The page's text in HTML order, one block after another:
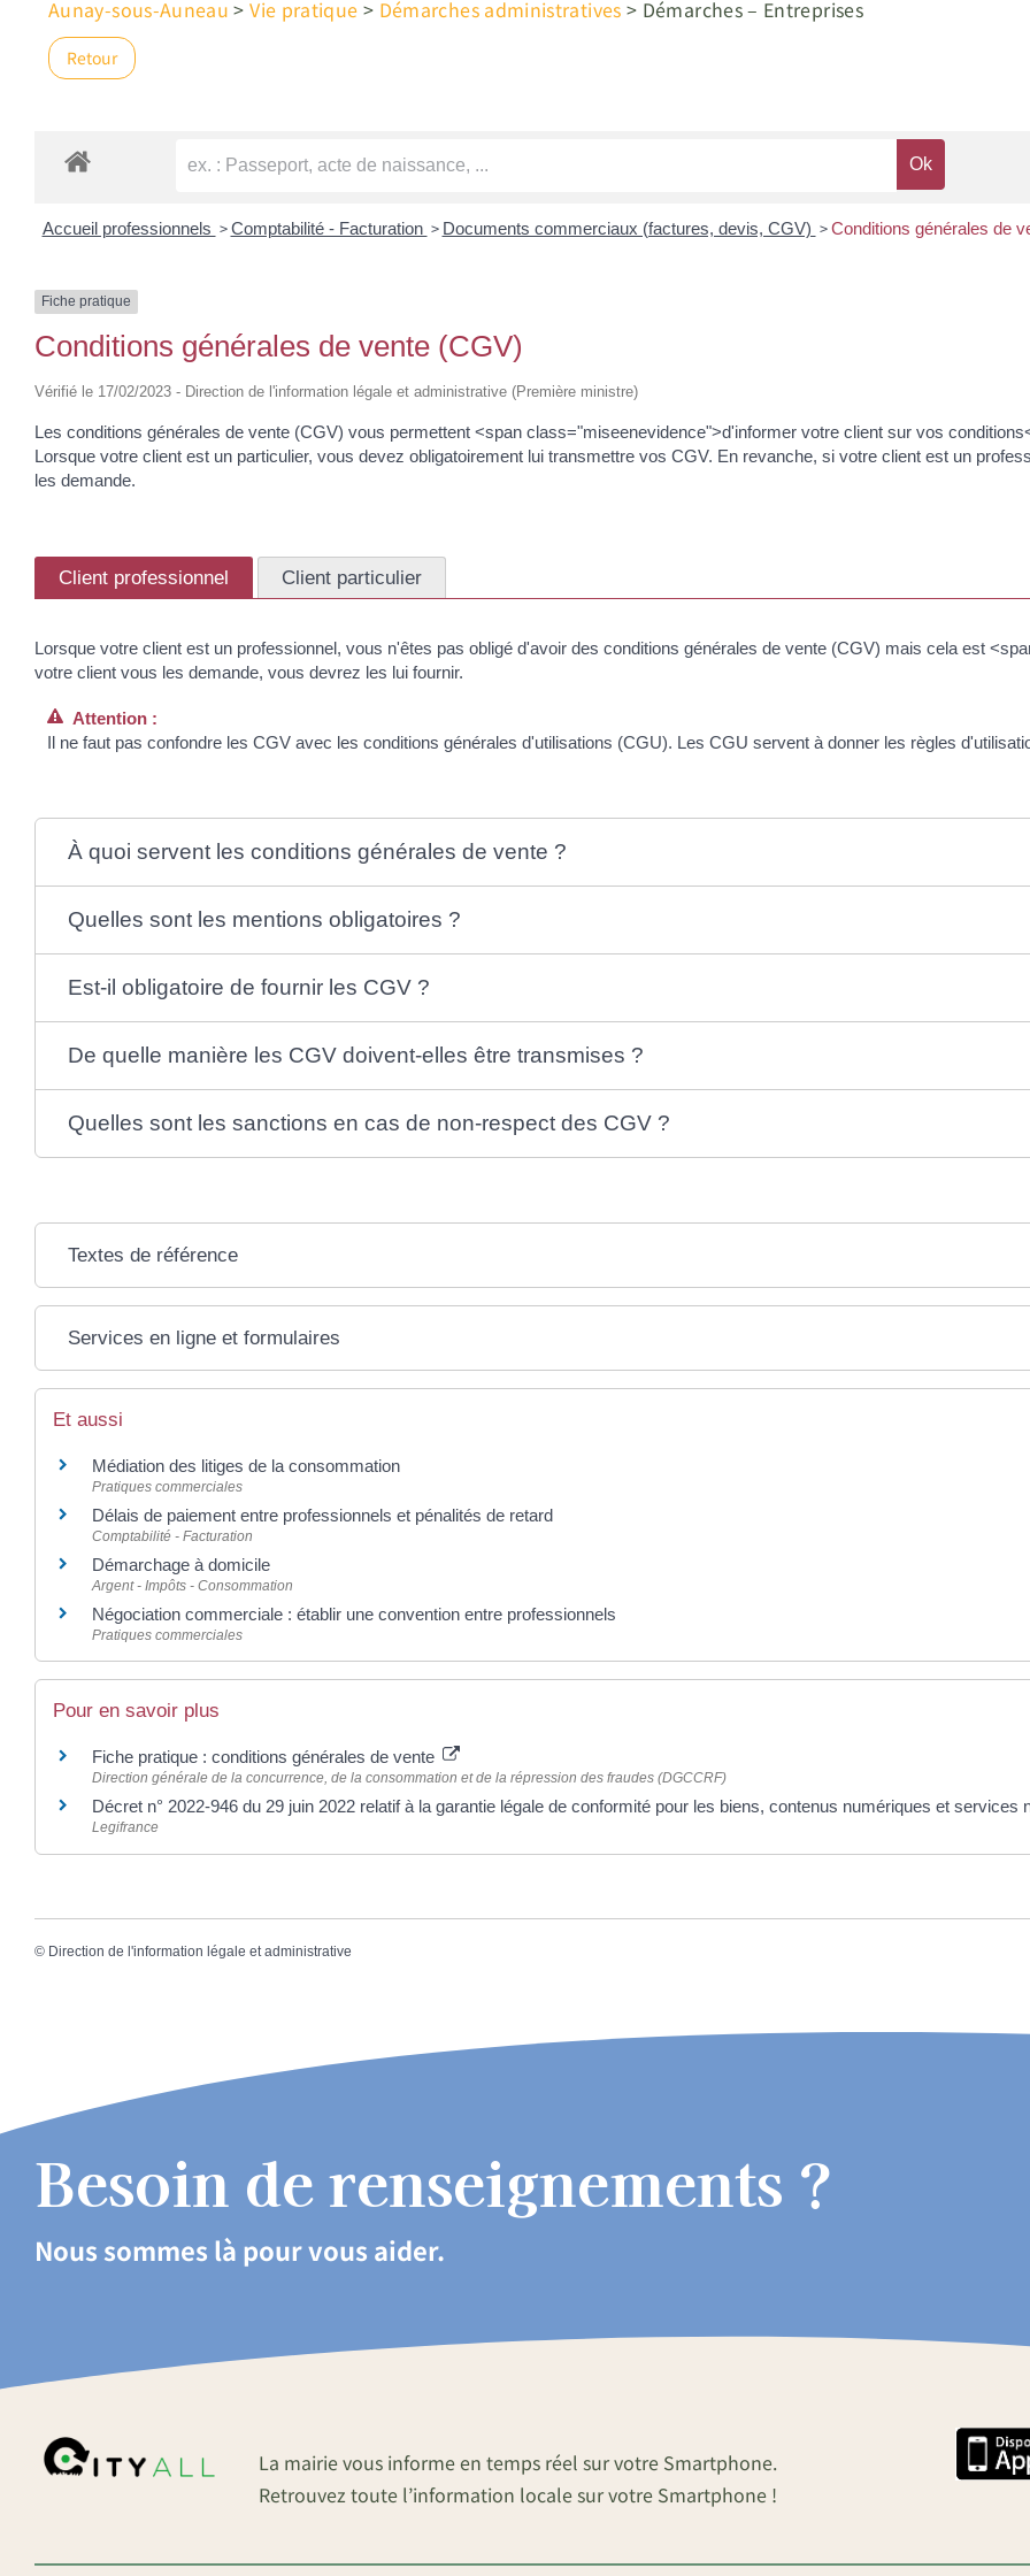
Aunay-sous-Auneau >Vie pratique > Démarches administratives > Démarches – Entreprises
Retour
Accueil professionnels > Comptabilité - Facturation > Documents commerciaux (factures, devis, CGV) > Conditions générales de
Fiche pratique
Conditions générales de vente (CGV)
Vérifié le 17/02/2023 - Direction de l'information légale et administrative (Première ministre)
Les conditions générales de vente (CGV) vous permettent <span class="miseenevidence">d'informer votre client sur vos
Lorsque votre client est un particulier, vous devez obligatoirement lui transmettre vos CGV. En revanche, si votre client est un
les demande.
Client professionnel Client particulier
Lorsque votre client est un professionnel, vous n'êtes pas obligé d'avoir des conditions générales de vente (CGV) mais cela est
votre client vous les demande, vous devrez les lui fournir.
Attention :
Il ne faut pas confondre les CGV avec les conditions générales d'utilisations (CGU). Les CGU servent à donner les règles
À quoi servent les conditions générales de vente ?
Quelles sont les mentions obligatoires ?
Est-il obligatoire de fournir les CGV ?
De quelle manière les CGV doivent-elles être transmises ?
Quelles sont les sanctions en cas de non-respect des CGV ?
Textes de référence
Services en ligne et formulaires
Et aussi
Médiation des litiges de la consommation
Pratiques commerciales
Délais de paiement entre professionnels et pénalités de retard
Comptabilité - Facturation
Démarchage à domicile
Argent - Impôts - Consommation
Négociation commerciale : établir une convention entre professionnels
Pratiques commerciales
Pour en savoir plus
Fiche pratique : conditions générales de vente
Direction générale de la concurrence, de la consommation et de la répression des fraudes (DGCCRF)
Décret n° 2022-946 du 29 juin 2022 relatif à la garantie légale de conformité pour les biens, contenus numériques et services
Legifrance
© Direction de l'information légale et administrative
Besoin de renseignements ?
Nous sommes là pour vous aider.
La mairie vous informe en temps réel sur votre Smartphone.
Retrouvez toute l’information locale sur votre Smartphone !